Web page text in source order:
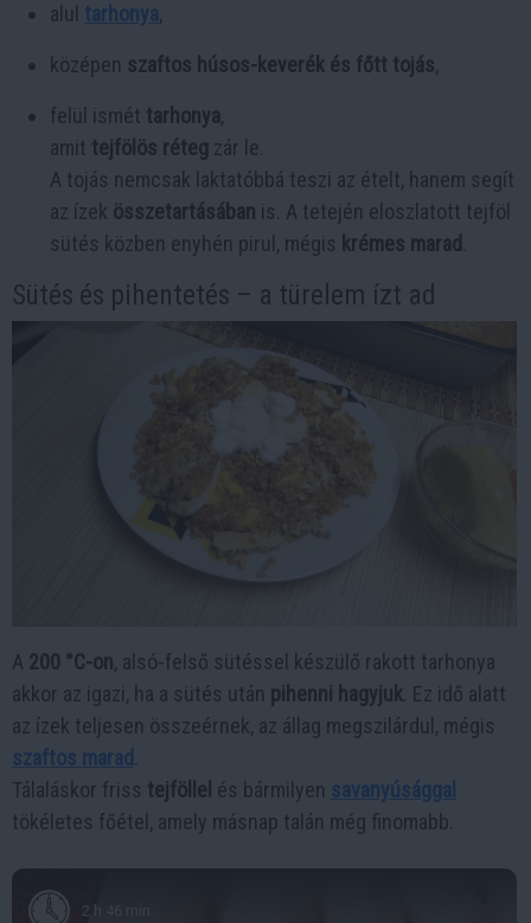
alul tarhonya,
középen szaftos húsos-keverék és főtt tojás,
felül ismét tarhonya,
amit tejfölös réteg zár le.
A tojás nemcsak laktatóbbá teszi az ételt, hanem segít
az ízek összetartásában is. A tetején eloszlatott tejföl
sütés közben enyhén pirul, mégis krémes marad
Sütés és pihentetés – a türelem ízt ad
A 200 °C-on, alsó-felső sütéssel készülő rakott tarhonya
akkor az igazi, ha a sütés után pihenni hagyjuk . Ez idő alatt
az ízek teljesen összeérnek, az állag megszilárdul, mégis
szaftos marad
Tálaláskor friss tejföllel és bármilyen savanyúsággal
tökéletes főétel, amely másnap talán még finomabb.
2 h 46 min